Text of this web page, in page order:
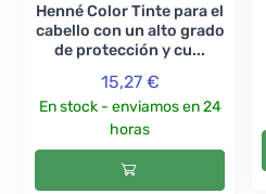
Henné Color Tinte para el
cabello con un alto grado
de protección y cu...
15,27 €
En stock - enviamos en 24
horas